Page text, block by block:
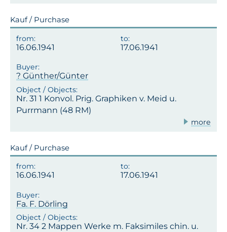
Kauf / Purchase
16.06.1941 17.06.1941
? Günther/Günter
Nr. 31 1 Konvol. Prig. Graphiken v. Meid u.
Purrmann (48 RM)
more
Kauf / Purchase
16.06.1941 17.06.1941
Fa. F. Dörling
Nr. 34 2 Mappen Werke m. Faksimiles chin. u.